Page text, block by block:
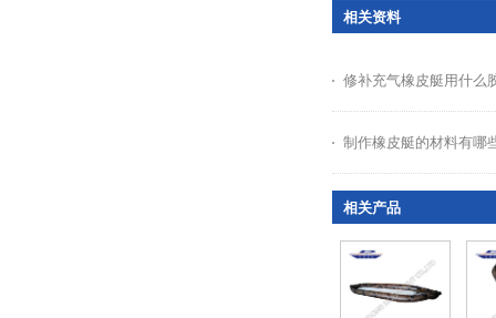
相关资料
修补充气橡皮艇用什么
制作橡皮艇的材料有哪
相关产品